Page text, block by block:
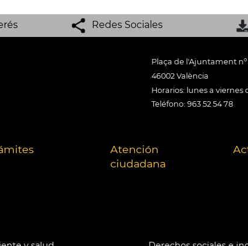
Redes Sociales
Plaça de l'Ajuntament nº
46002 València
Horarios: lunes a viernes
Teléfono: 963 52 54 78
Atención
ciudadana